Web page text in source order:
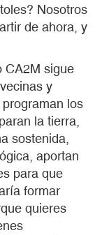
Nosotros
de ahora, y
CA2M sigue
y
los
la tierra,
sostenida,
aportan
para que
formar
quieres